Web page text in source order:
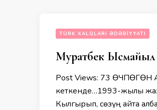
TÜRK XALQLARI ƏDƏBIYYATI
Муратбек
Post Views: 73 ӨЧПӨГӨН
кеткенде…1993-жылы
Кылгырып, сөзүң айта